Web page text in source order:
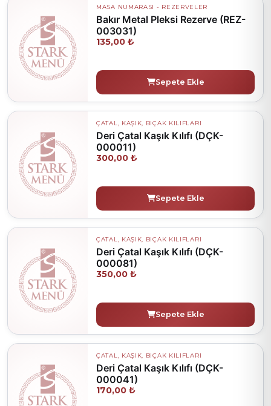
MASA NUMARASI - REZERVELER
Bakır Metal Pleksi Rezerve (REZ-
003031)
135,00 ₺
Sepete Ekle
ÇATAL, KAŞIK, BIÇAK KILIFLARI
Deri Çatal Kaşık Kılıfı (DÇK-
000011)
300,00 ₺
Sepete Ekle
ÇATAL, KAŞIK, BIÇAK KILIFLARI
Deri Çatal Kaşık Kılıfı (DÇK-
000081)
350,00 ₺
Sepete Ekle
ÇATAL, KAŞIK, BIÇAK KILIFLARI
Deri Çatal Kaşık Kılıfı (DÇK-
000041)
170,00 ₺